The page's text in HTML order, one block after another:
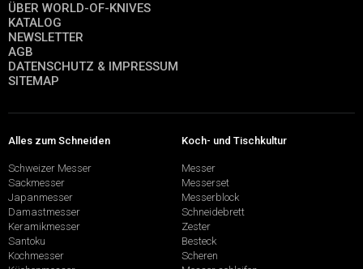
ÜBER WORLD-OF-KNIVES
KATALOG
NEWSLETTER
AGB
DATENSCHUTZ & IMPRESSUM
SITEMAP
Alles zum Schneiden
Schweizer Messer
Sackmesser
Japanmesser
Damastmesser
Keramikmesser
Santoku
Kochmesser
Koch- und Tischkultur
Messer
Messerset
Messerblock
Schneidebrett
Zester
Besteck
Scheren